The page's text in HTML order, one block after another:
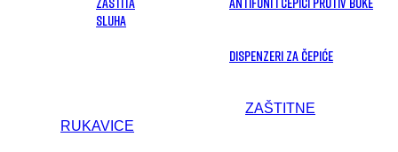
sluha
Dispenzeri za čepiće
ZAŠTITNE
RUKAVICE